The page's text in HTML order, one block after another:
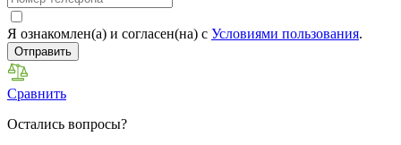
Я ознакомлен(а) и согласен(на) с Условиями пользования.
Отправить
Сравнить
Остались вопросы?